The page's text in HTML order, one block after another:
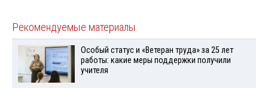
Рекомендуемые материалы
Особый статус и «Ветеран труда» за 25 лет
работы: какие меры поддержки получили
учителя